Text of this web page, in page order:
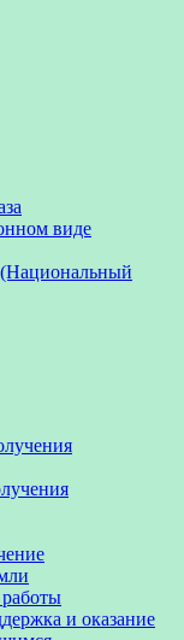
виде
и оказание